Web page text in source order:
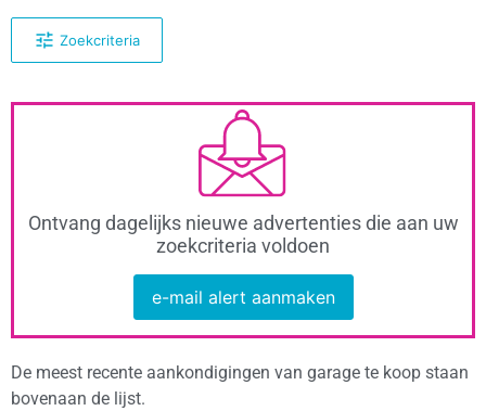
Zoekcriteria
Ontvang dagelijks nieuwe advertenties die aan uw
zoekcriteria voldoen
e-mail alert aanmaken
De meest recente aankondigingen van garage te koop staan
bovenaan de lijst.